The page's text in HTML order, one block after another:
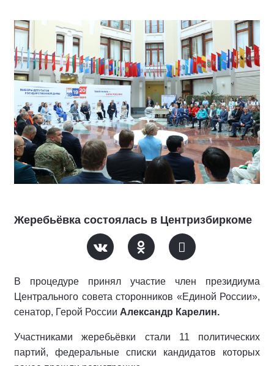
Жеребьёвка состоялась в Центризбиркоме
В процедуре принял участие член президиума
Центрального совета сторонников «Единой России»,
сенатор, Герой России Александр Карелин.
Участниками жеребьёвки стали 11 политических
партий, федеральные списки кандидатов которых